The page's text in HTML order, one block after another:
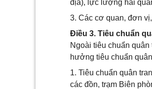
địa), lực lượng hải
3. Các cơ quan, đơn
Điều 3. Tiêu chuẩn
Ngoài tiêu chuẩn
hưởng tiêu chuẩn
1. Tiêu chuẩn quân
các đồn, trạm Biên